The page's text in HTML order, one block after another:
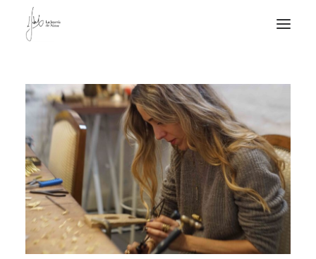
NOVEDADES
DE VISITA
APUNTES
QUIÉN SOY